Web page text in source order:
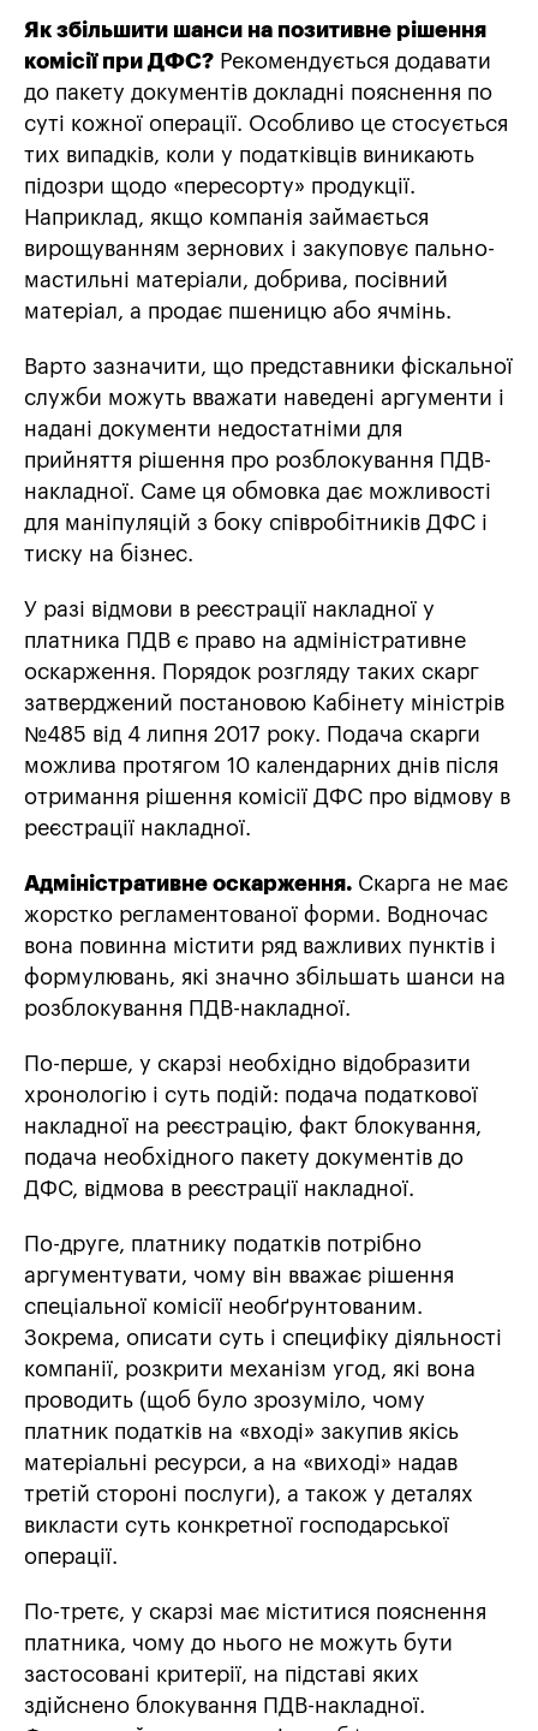
Як збільшити шанси на позитивне рішення
комісії при ДФC? Рекомендується додавати
до пакету документів докладні пояснення по
суті кожної операції. Особливо це стосується
тих випадків, коли у податківців виникають
підозри щодо «пересорту» продукції.
Наприклад, якщо компанія займається
вирощуванням зернових і закуповує пально-
мастильні матеріали, добрива, посівний
матеріал, а продає пшеницю або ячмінь.
Варто зазначити, що представники фіскальної
служби можуть вважати наведені аргументи і
надані документи недостатніми для
прийняття рішення про розблокування ПДВ-
накладної. Саме ця обмовка дає можливості
для маніпуляцій з боку співробітників ДФС і
тиску на бізнес.
У разі відмови в реєстрації накладної у
платника ПДВ є право на адміністративне
оскарження. Порядок розгляду таких скарг
затверджений постановою Кабінету міністрів
№485 від 4 липня 2017 року. Подача скарги
можлива протягом 10 календарних днів після
отримання рішення комісії ДФС про відмову в
реєстрації накладної.
Адміністративне оскарження. Скарга не має
жорстко регламентованої форми. Водночас
вона повинна містити ряд важливих пунктів і
формулювань, які значно збільшать шанси на
розблокування ПДВ-накладної.
По-перше, у скарзі необхідно відобразити
хронологію і суть подій: подача податкової
накладної на реєстрацію, факт блокування,
подача необхідного пакету документів до
ДФС, відмова в реєстрації накладної.
По-друге, платнику податків потрібно
аргументувати, чому він вважає рішення
спеціальної комісії необґрунтованим.
Зокрема, описати суть і специфіку діяльності
компанії, розкрити механізм угод, які вона
проводить (щоб було зрозуміло, чому
платник податків на «вході» закупив якісь
матеріальні ресурси, а на «виході» надав
третій стороні послуги), а також у деталях
викласти суть конкретної господарської
операції.
По-третє, у скарзі має міститися пояснення
платника, чому до нього не можуть бути
застосовані критерії, на підставі яких
здійснено блокування ПДВ-накладної.